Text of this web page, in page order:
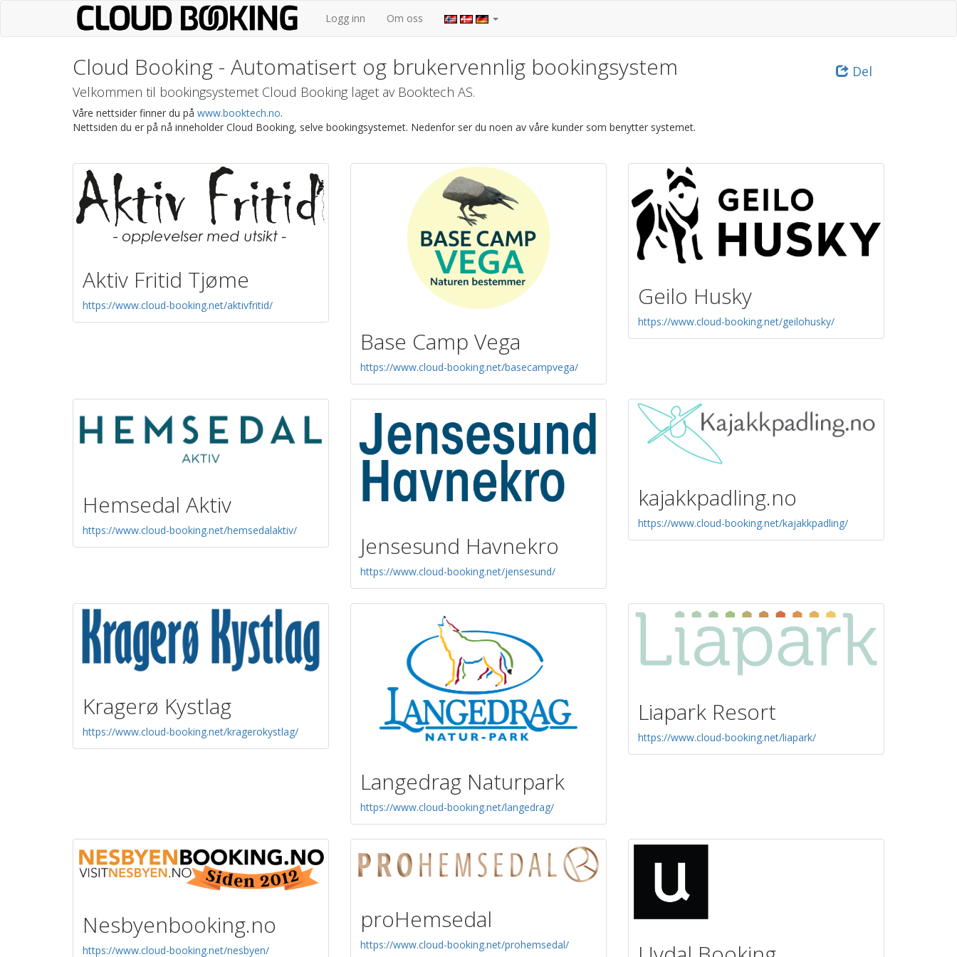
hovedinnhold
Logg inn Om oss
Del
Cloud Booking - Automatisert og brukervennlig bookingsystem
Velkommen til bookingsystemet Cloud Booking laget av Booktech AS.
Våre nettsider finner du på www.booktech.no.
Nettsiden du er på nå inneholder Cloud Booking, selve bookingsystemet. Nedenfor ser du noen av våre kunder som benytter systemet.
Aktiv Fritid Tjøme
https://www.cloud-booking.net/aktivfritid/
Base Camp Vega
https://www.cloud-booking.net/basecampvega/
Geilo Husky
https://www.cloud-booking.net/geilohusky/
Hemsedal Aktiv
https://www.cloud-booking.net/hemsedalaktiv/
Jensesund Havnekro
https://www.cloud-booking.net/jensesund/
kajakkpadling.no
https://www.cloud-booking.net/kajakkpadling/
Kragerø Kystlag
https://www.cloud-booking.net/kragerokystlag/
Langedrag Naturpark
https://www.cloud-booking.net/langedrag/
Liapark Resort
https://www.cloud-booking.net/liapark/
Nesbyenbooking.no
https://www.cloud-booking.net/nesbyen/
proHemsedal
https://www.cloud-booking.net/prohemsedal/